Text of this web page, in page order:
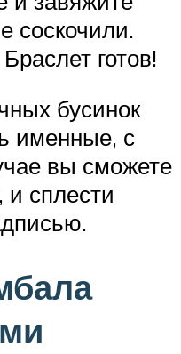
соскочили.
готов!
бусинок
именные, с
вы сможете
сплести